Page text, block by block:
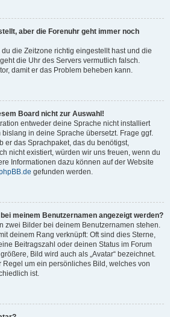
aber die Forenuhr geht immer noch
die Zeitzone richtig eingestellt hast und die
die Uhr des Servers vermutlich falsch.
damit er das Problem beheben kann.
Board nicht zur Auswahl!
entweder deine Sprache nicht installiert
in deine Sprache übersetzt. Frage ggf.
er das Sprachpaket, das du benötigst,
nicht existiert, würden wir uns freuen, wenn du
Informationen dazu können auf der Website
gefunden werden.
meinem Benutzernamen angezeigt werden?
zwei Bilder bei deinem Benutzernamen stehen.
deinem Rang verknüpft: Oft sind dies Sterne,
Beitragszahl oder deinen Status im Forum
Bild wird auch als „Avatar“ bezeichnet.
Regel um ein persönliches Bild, welches von
ist.